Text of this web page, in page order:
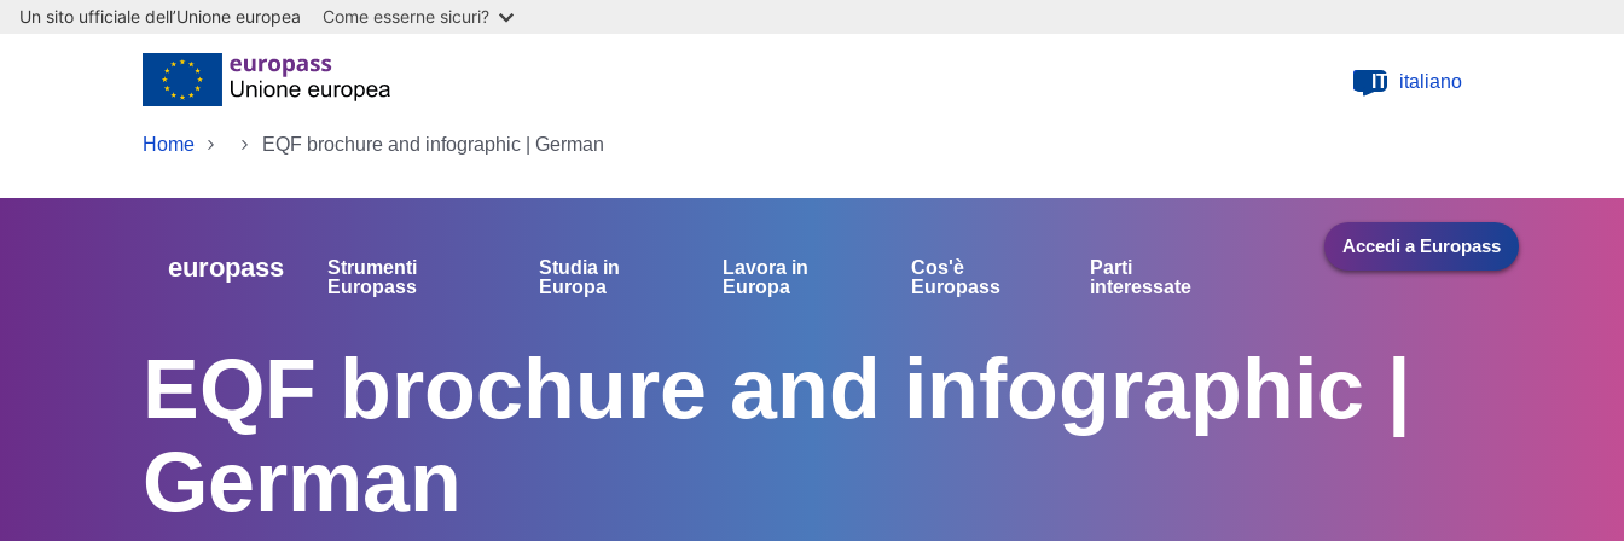
Skip to main content
Un sito ufficiale dell’Unione europea Come esserne sicuri?
Home EQF brochure and infographic | German
IT italiano
europass
Strumenti
Europass
Studia in
Europa
Lavora in
Europa
Cos'è
Europass
Parti
interessate
Accedi a Europass
EQF brochure and infographic |
German